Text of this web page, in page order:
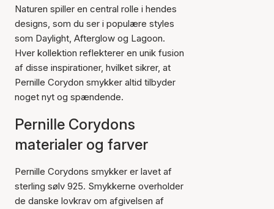
Naturen spiller en central rolle i hendes
designs, som du ser i populære styles
som Daylight, Afterglow og Lagoon.
Hver kollektion reflekterer en unik fusion
af disse inspirationer, hvilket sikrer, at
Pernille Corydon smykker altid tilbyder
noget nyt og spændende.
Pernille Corydons
materialer og farver
Pernille Corydons smykker er lavet af
sterling sølv 925. Smykkerne overholder
de danske lovkrav om afgivelsen af